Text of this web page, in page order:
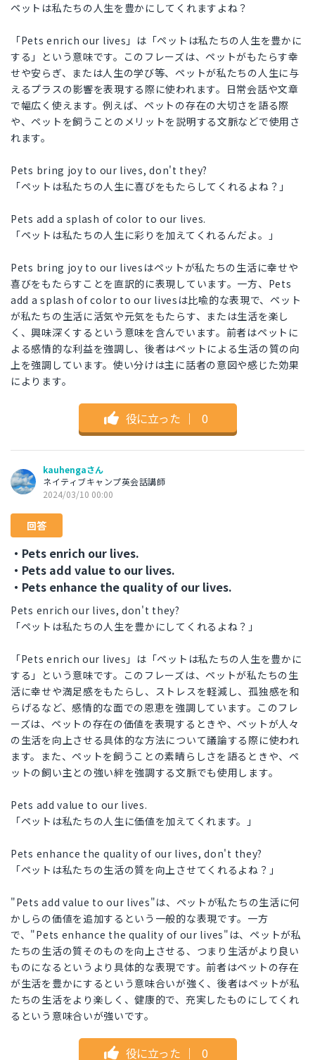
ペットは私たちの人生を豊かにしてくれますよね？
「Pets enrich our lives」は「ペットは私たちの人生を豊かに
する」という意味です。このフレーズは、ペットがもたらす幸
せや安らぎ、または人生の学び等、ペットが私たちの人生に与
えるプラスの影響を表現する際に使われます。日常会話や文章
で幅広く使えます。例えば、ペットの存在の大切さを語る際
や、ペットを飼うことのメリットを説明する文脈などで使用さ
れます。
Pets bring joy to our lives, don't they?
「ペットは私たちの人生に喜びをもたらしてくれるよね？」
Pets add a splash of color to our lives.
「ペットは私たちの人生に彩りを加えてくれるんだよ。」
Pets bring joy to our livesはペットが私たちの生活に幸せや
喜びをもたらすことを直訳的に表現しています。一方、Pets
add a splash of color to our livesは比喩的な表現で、ペット
が私たちの生活に活気や元気をもたらす、または生活を楽し
く、興味深くするという意味を含んでいます。前者はペットに
よる感情的な利益を強調し、後者はペットによる生活の質の向
上を強調しています。使い分けは主に話者の意図や感じた効果
によります。
役に立った ｜ 0
kauhengaさん
ネイティブキャンプ英会話講師
2024/03/10 00:00
回答
・Pets enrich our lives.
・Pets add value to our lives.
・Pets enhance the quality of our lives.
Pets enrich our lives, don't they?
「ペットは私たちの人生を豊かにしてくれるよね？」
「Pets enrich our lives」は「ペットは私たちの人生を豊かに
する」という意味です。このフレーズは、ペットが私たちの生
活に幸せや満足感をもたらし、ストレスを軽減し、孤独感を和
らげるなど、感情的な面での恩恵を強調しています。このフレ
ーズは、ペットの存在の価値を表現するときや、ペットが人々
の生活を向上させる具体的な方法について議論する際に使われ
ます。また、ペットを飼うことの素晴らしさを語るときや、ペ
ットの飼い主との強い絆を強調する文脈でも使用します。
Pets add value to our lives.
「ペットは私たちの人生に価値を加えてくれます。」
Pets enhance the quality of our lives, don't they?
「ペットは私たちの生活の質を向上させてくれるよね？」
"Pets add value to our lives"は、ペットが私たちの生活に何
かしらの価値を追加するという一般的な表現です。一方
で、"Pets enhance the quality of our lives"は、ペットが私
たちの生活の質そのものを向上させる、つまり生活がより良い
ものになるというより具体的な表現です。前者はペットの存在
が生活を豊かにするという意味合いが強く、後者はペットが私
たちの生活をより楽しく、健康的で、充実したものにしてくれ
るという意味合いが強いです。
役に立った ｜ 0